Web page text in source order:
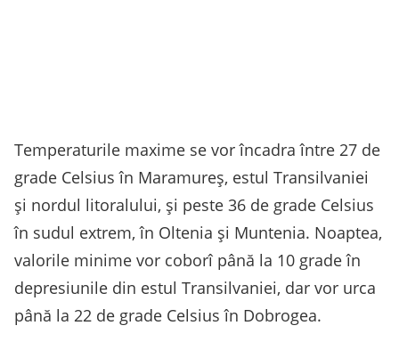
Temperaturile maxime se vor încadra între 27 de
grade Celsius în Maramureș, estul Transilvaniei
și nordul litoralului, și peste 36 de grade Celsius
în sudul extrem, în Oltenia și Muntenia. Noaptea,
valorile minime vor coborî până la 10 grade în
depresiunile din estul Transilvaniei, dar vor urca
până la 22 de grade Celsius în Dobrogea.